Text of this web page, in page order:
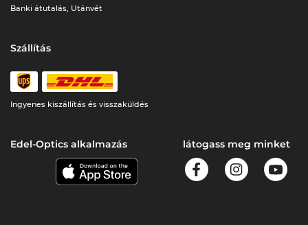
Banki átutalás, Utánvét
Szállítás
Ingyenes kiszállítás és visszaküldés
Edel-Optics alkalmazás látogass meg minket